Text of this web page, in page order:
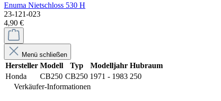
Enuma Nietschloss 530 H
23-121-023
4,90 €
Menü schließen
Hersteller Modell Typ Modelljahr Hubraum
Honda
CB250 CB250 1971 - 1983 250
Verkäufer-Informationen